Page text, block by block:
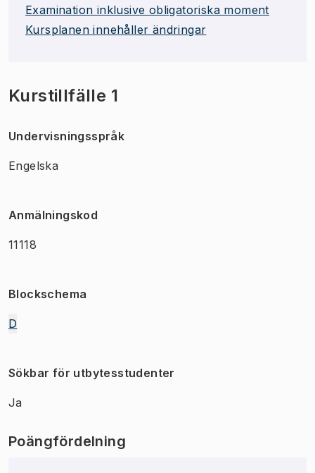
Examination inklusive obligatoriska moment
Kursplanen innehåller ändringar
Kurstillfälle 1
Undervisningsspråk
Engelska
Anmälningskod
11118
Blockschema
D
Sökbar för utbytesstudenter
Ja
Poängfördelning